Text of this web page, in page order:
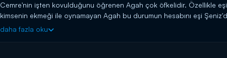
Cemre'nin işten kovulduğunu öğrenen Agah çok öfkelidir. Özellikle
kimsenin ekmeği ile oynamayan Agah bu durumun hesabını eşi
arkasından iş çeviren eşi Şeniz'e dur demenin zamanı gelmiştir. Şeniz
daha fazla oku